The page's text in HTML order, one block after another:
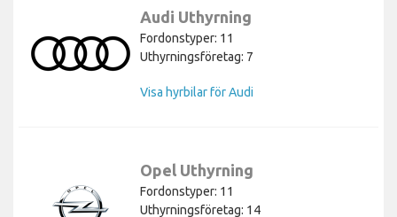
Audi Uthyrning
Fordonstyper: 11
Uthyrningsföretag: 7
Visa hyrbilar för Audi
Opel Uthyrning
Fordonstyper: 11
Uthyrningsföretag: 14